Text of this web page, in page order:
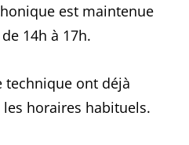
est maintenue
14h à 17h.
technique ont déjà
horaires habituels.